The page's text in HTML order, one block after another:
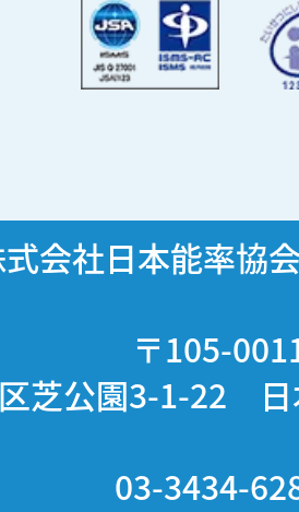
会社日本能率協
〒105-
芝公園3-1-22 日
03-3434-